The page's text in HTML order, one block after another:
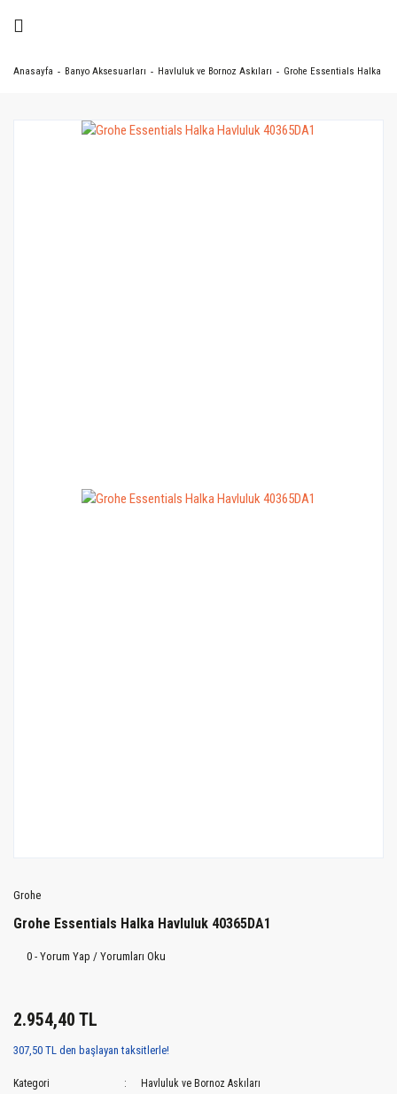
Anasayfa Banyo Aksesuarları Havluluk ve Bornoz Askıları Grohe Essentials Halka
Grohe
Grohe Essentials Halka Havluluk 40365DA1
0 - Yorum Yap / Yorumları Oku
2.954,40 TL
307,50 TL den başlayan taksitlerle!
Kategori
Havluluk ve Bornoz Askıları